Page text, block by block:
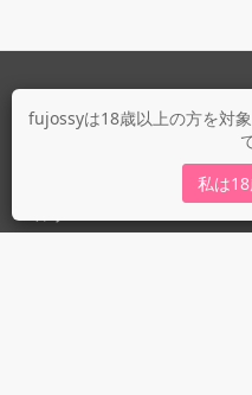
fujossyは18歳以上の方を対
私は
fujossyについて